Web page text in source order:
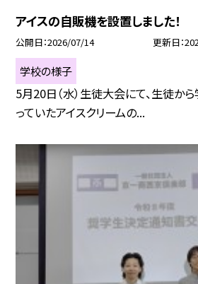
アイスの自販機を設置しました！
公開日 2026/07/14 更新日
学校の様子
5月20日（水）生徒大会にて、生徒か
っていたアイスクリームの...